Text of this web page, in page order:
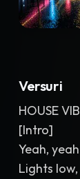
Versuri
HOUSE
[Intro]
Yeah, yeah
Lights